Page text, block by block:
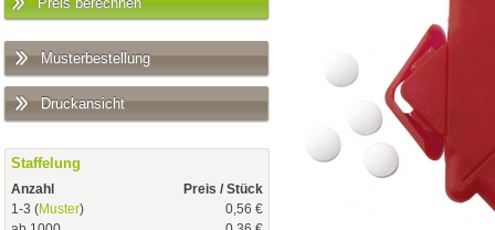
Musterbestellung
Druckansicht
Staffelung
Anzahl
Preis / Stück
1-3 (Muster)
0,56 €